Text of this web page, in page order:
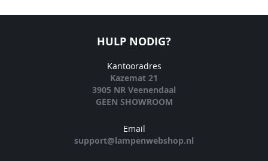
HULP NODIG?
Kantooradres
Kazemat 21
3905 NR Veenendaal
GEEN SHOWROOM
Email
support@lampenwebshop.nl